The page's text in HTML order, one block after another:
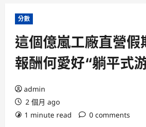
分數
這個億嵐工廠直營假
報酬何愛好“躺平式
admin
2 個月 ago
1 minute read
0 comments